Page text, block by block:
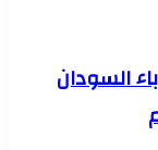
السودان